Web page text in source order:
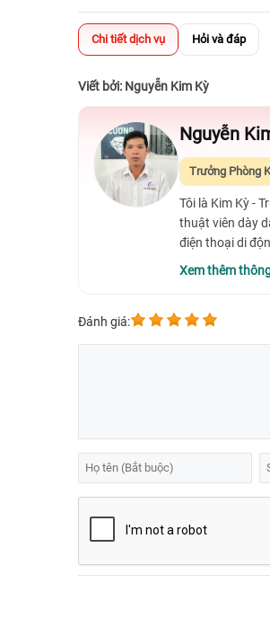
Chi tiết dịch vụ Hỏi và đáp
Viết bởi: Nguyễn Kim Kỳ
Nguyễn
Trưởng Phòng
Tôi là Kim Kỳ -
thuật viên dày
điện thoại di
Xem thêm
Đánh giá: